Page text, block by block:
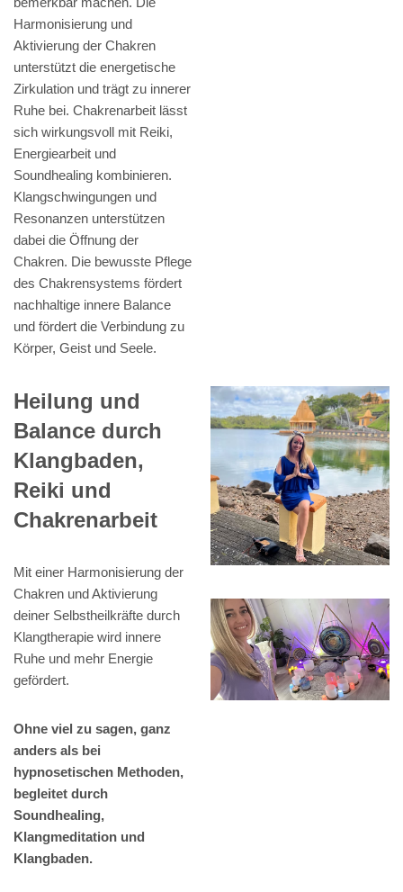
Harmonisierung und
Aktivierung der Chakren
unterstützt die energetische
Zirkulation und trägt zu innerer
Ruhe bei. Chakrenarbeit lässt
sich wirkungsvoll mit Reiki,
Energiearbeit und
Soundhealing kombinieren.
Klangschwingungen und
Resonanzen unterstützen
dabei die Öffnung der
Chakren. Die bewusste Pflege
des Chakrensystems fördert
nachhaltige innere Balance
und fördert die Verbindung zu
Körper, Geist und Seele.
Heilung und
Balance durch
Klangbaden,
Reiki und
Chakrenarbeit
Mit einer Harmonisierung der
Chakren und Aktivierung
deiner Selbstheilkräfte durch
Klangtherapie wird innere
Ruhe und mehr Energie
gefördert.
Ohne viel zu sagen, ganz
anders als bei
hypnosetischen Methoden,
begleitet durch
Soundhealing,
Klangmeditation und
Klangbaden.